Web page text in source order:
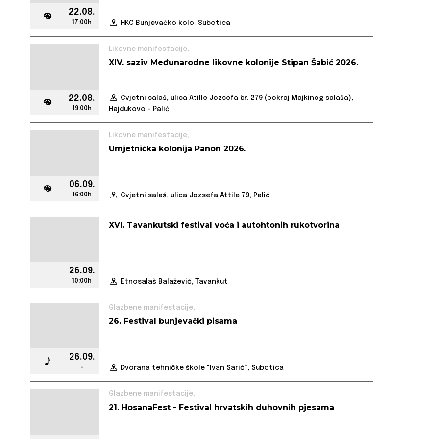
22.08.
17:00h HKC Bunjevačko kolo, Subotica
22.08.
19:00h
Likovne manifestacije,
XIV. saziv Međunarodne likovne kolonije Stipan Šabić 2026.
Cvjetni salaš, ulica Atille Jozsefa br. 279 (pokraj Majkinog salaša),
Hajdukovo - Palić
06.09.
16:00h
Likovne manifestacije,
Umjetnička kolonija Panon 2026.
Cvjetni salaš, ulica Jozsefa Attile 79, Palić
26.09.
10:00h
XVI. Tavankutski festival voća i autohtonih rukotvorina
Etnosalaš Balažević, Tavankut
26.09.
-
Glazbene manifestacije,
26. Festival bunjevački pisama
Dvorana tehničke škole "Ivan Sarić", Subotica
Glazbene manifestacije,
21. HosanaFest - Festival hrvatskih duhovnih pjesama